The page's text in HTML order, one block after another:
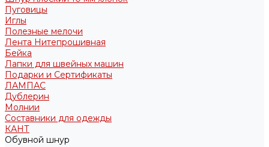
Пуговицы
Иглы
Полезные мелочи
Лента Нитепрошивная
Бейка
Лапки для швейных машин
Подарки и Сертификаты
ЛАМПАС
Дублерин
Молнии
Составники для одежды
КАНТ
Обувной шнур